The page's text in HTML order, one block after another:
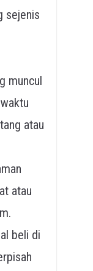
sejenis
muncul
atau
atau
beli di